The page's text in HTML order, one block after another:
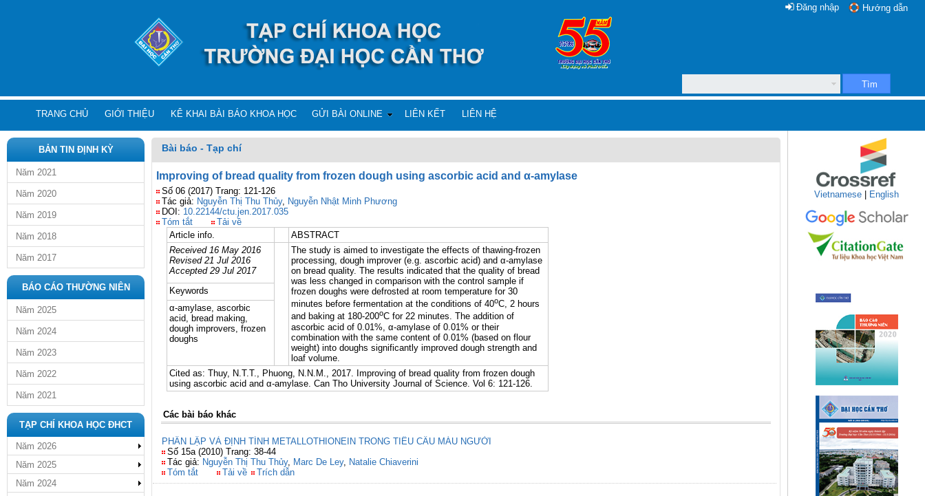
Hướng dẫn
Đăng nhập
Tìm
TRANG CHỦ GIỚI THIỆU KÊ KHAI BÀI BÁO KHOA HỌC GỬI BÀI ONLINE LIÊN KẾT LIÊN HỆ
BẢN TIN ĐỊNH KỲ
Năm 2021
Năm 2020
Năm 2019
Năm 2018
Năm 2017
BÁO CÁO THƯỜNG NIÊN
Năm 2025
Năm 2024
Năm 2023
Năm 2022
Năm 2021
TẠP CHÍ KHOA HỌC ĐHCT
Năm 2026
Năm 2025
Năm 2024
Bài báo - Tạp chí
Improving of bread quality from frozen dough using ascorbic acid and α-amylase
Số 06 (2017) Trang: 121-126
Tác giả: Nguyễn Thị Thu Thủy, Nguyễn Nhật Minh Phương
DOI: 10.22144/ctu.jen.2017.035
Tóm tắt
Tải về
Article info.
ABSTRACT
Received 16 May 2016
Revised 21 Jul 2016
Accepted 29 Jul 2017
The study is aimed to investigate the effects of thawing-frozen
processing, dough improver (e.g. ascorbic acid) and α-amylase
on bread quality. The results indicated that the quality of bread
was less changed in comparison with the control sample if
frozen doughs were defrosted at room temperature for 30
minutes before fermentation at the conditions of 40oC, 2 hours
and baking at 180-200oC for 22 minutes. The addition of
ascorbic acid of 0.01%, α-amylase of 0.01% or their
combination with the same content of 0.01% (based on flour
weight) into doughs significantly improved dough strength and
loaf volume.
Keywords
α-amylase, ascorbic
acid, bread making,
dough improvers, frozen
doughs
Cited as: Thuy, N.T.T., Phuong, N.N.M., 2017. Improving of bread quality from frozen dough
using ascorbic acid and α-amylase. Can Tho University Journal of Science. Vol 6: 121-126.
Các bài báo khác
PHÂN LẬP VÀ ĐỊNH TÍNH METALLOTHIONEIN TRONG TIỂU CẦU MÁU NGƯỜI
Số 15a (2010) Trang: 38-44
Tác giả: Nguyễn Thị Thu Thủy, Marc De Ley, Natalie Chiaverini
Tóm tắt
Tải về Trích dẫn
Vietnamese English